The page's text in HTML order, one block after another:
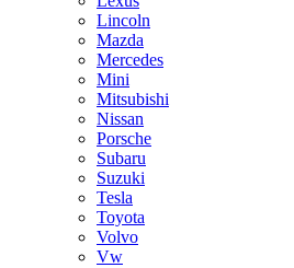
Lincoln
Mazda
Mercedes
Mini
Mitsubishi
Nissan
Porsche
Subaru
Suzuki
Tesla
Toyota
Volvo
Vw